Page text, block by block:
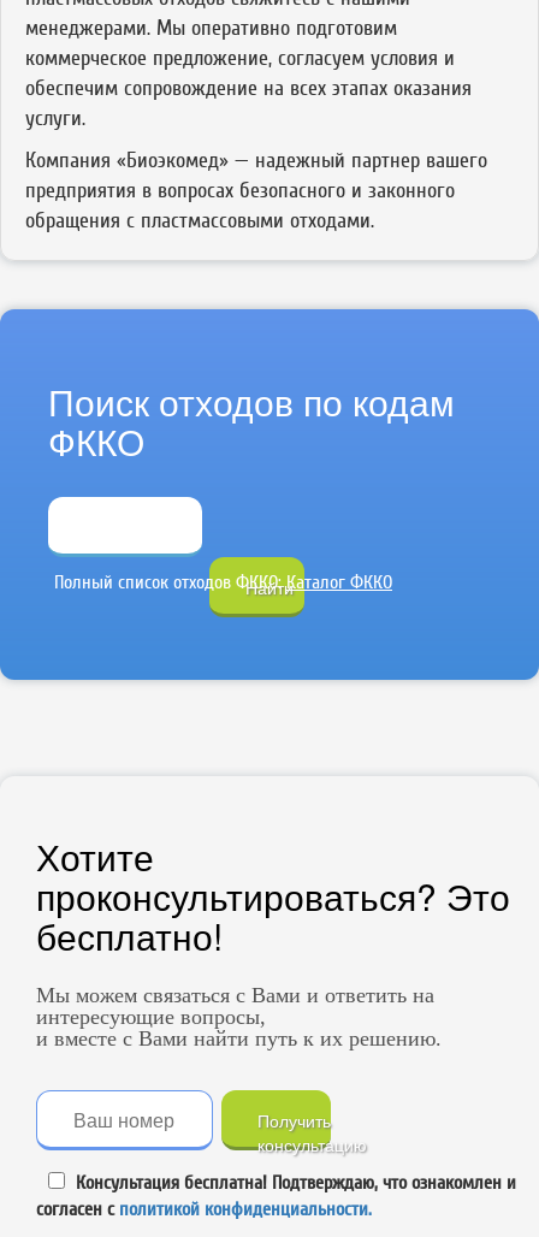
менеджерами. Мы оперативно подготовим
коммерческое предложение, согласуем условия и
обеспечим сопровождение на всех этапах оказания
услуги.
Компания «Биоэкомед» — надежный партнер вашего
предприятия в вопросах безопасного и законного
обращения с пластмассовыми отходами.
Поиск отходов по кодам
ФККО
Найти
Полный список отходов ФККО:Каталог ФККО
Хотите
проконсультироваться? Это
бесплатно!
Мы можем связаться с Вами и ответить на
интересующие вопросы,
и вместе с Вами найти путь к их решению.
Получить
консультацию
Консультация бесплатна! Подтверждаю, что ознакомлен и
согласен с политикой конфиденциальности.